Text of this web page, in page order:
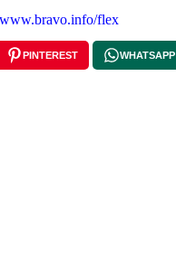
www.bravo.info/flex
PINTEREST WHATSAPP